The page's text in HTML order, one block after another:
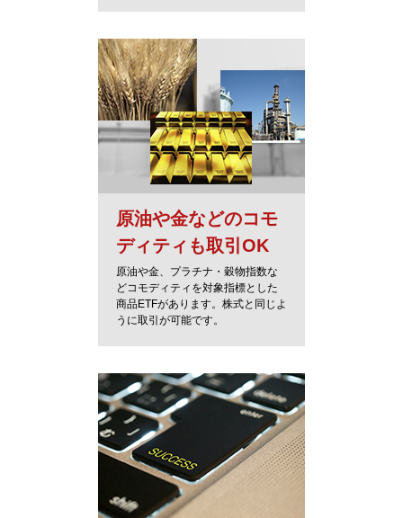
原油や金などのコモ
ディティも取引OK
原油や金、プラチナ・穀物指数な
どコモディティを対象指標とした
商品ETFがあります。株式と同じよ
うに取引が可能です。